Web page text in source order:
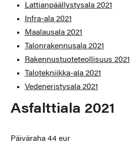
Lattianpäällystysala 2021
Infra-ala 2021
Maalausala 2021
Talonrakennusala 2021
Rakennustuoteteollisuus 2021
Talotekniikka-ala 2021
Vedeneristysala 2021
Asfalttiala 2021
Päiväraha 44 eur